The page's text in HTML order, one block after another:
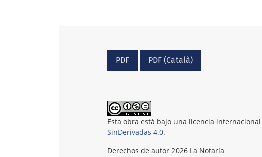
PDF PDF (Català)
Esta obra está bajo una licencia internacional
SinDerivadas 4.0.
Derechos de autor 2026 La Notaría